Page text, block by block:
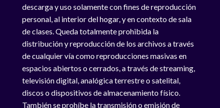
descarga y uso solamente con fines de reproducción
personal, al interior del hogar, y en contexto de sala
de clases. Queda totalmente prohibida la
distribución y reproducción de los archivos a través
de cualquier vía como reproducciones masivas en
espacios abiertos o cerrados, a través de streaming,
televisión digital, analógica terrestre o satelital,
discos o dispositivos de almacenamiento físico.
También se prohíbe la transmisión o emisión de